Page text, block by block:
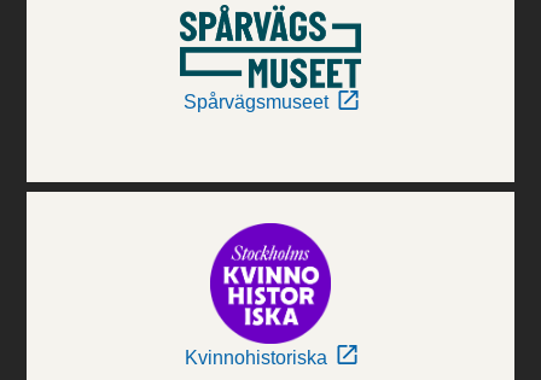
Spårvägsmuseet
Kvinnohistoriska